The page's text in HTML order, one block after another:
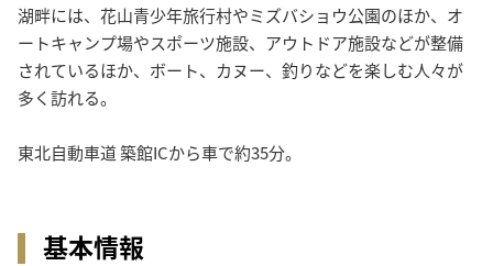
湖畔には、花山青少年旅行村やミズバショウ公園のほか、オ
ートキャンプ場やスポーツ施設、アウトドア施設などが整備
されているほか、ボート、カヌー、釣りなどを楽しむ人々が
多く訪れる。
東北自動車道 築館ICから車で約35分。
基本情報